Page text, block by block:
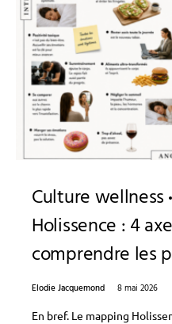
Culture wellness
Holissence : 4
comprendre les
Elodie Jacquemond
8 mai 2026
En bref. Le mapping